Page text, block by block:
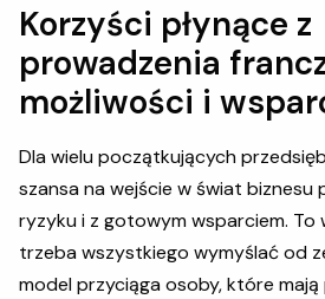
Korzyści płynące z
prowadzenia
możliwości i
Dla wielu początkujących
szansa na wejście w świat biznesu
ryzyku i z gotowym wsparciem. To
trzeba wszystkiego wymyślać od
model przyciąga osoby, które mają